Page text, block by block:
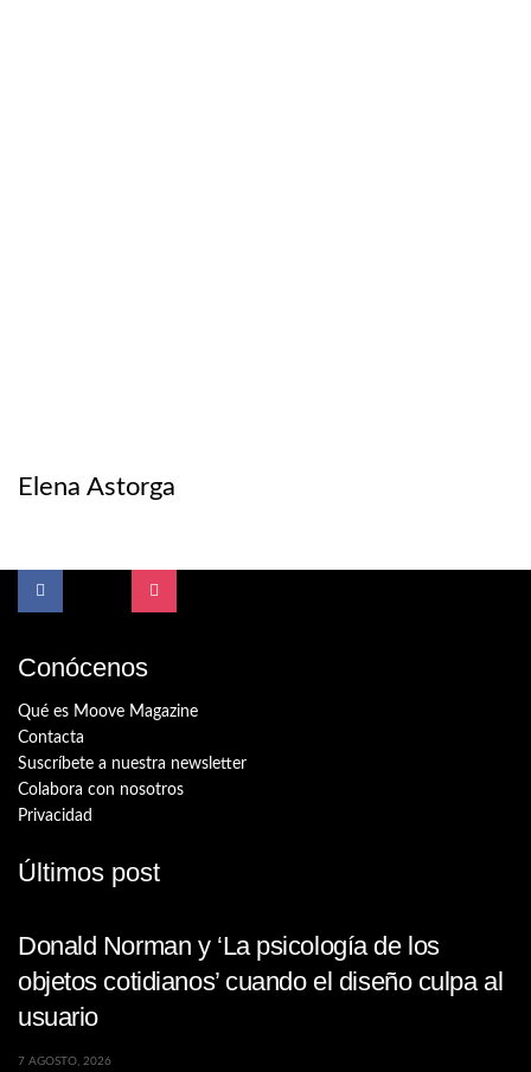
Elena Astorga
Conócenos
Qué es Moove Magazine
Contacta
Suscríbete a nuestra newsletter
Colabora con nosotros
Privacidad
Últimos post
Donald Norman y ‘La psicología de los
objetos cotidianos’ cuando el diseño culpa al
usuario
7 AGOSTO, 2026